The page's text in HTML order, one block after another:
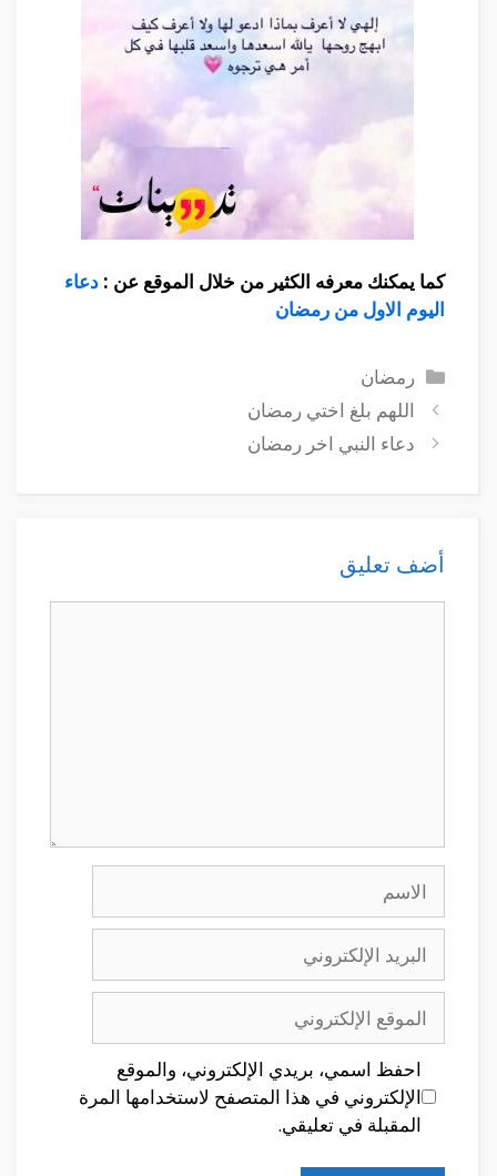
كما يمكنك معرفه الكثير من خلال الموقع عن : دعاء
اليوم الاول من رمضان
التصنيفات
رمضان
اللهم بلغ اختي رمضان
دعاء النبي اخر رمضان
أضف تعليق
الاسم
البريد
الإلكتروني
الموقع
الإلكتروني
احفظ اسمي، بريدي الإلكتروني، والموقع
الإلكتروني في هذا المتصفح لاستخدامها المرة
المقبلة في تعليقي.